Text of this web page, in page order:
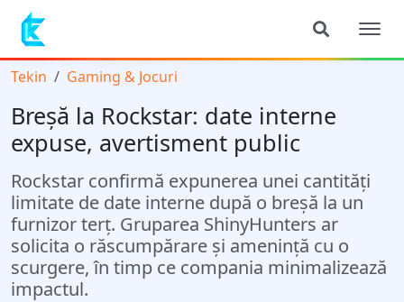
Tekin Gaming & Jocuri
Breșă la Rockstar: date interne
expuse, avertisment public
Rockstar confirmă expunerea unei cantități
limitate de date interne după o breșă la un
furnizor terț. Gruparea ShinyHunters ar
solicita o răscumpărare și amenință cu o
scurgere, în timp ce compania minimalizează
impactul.